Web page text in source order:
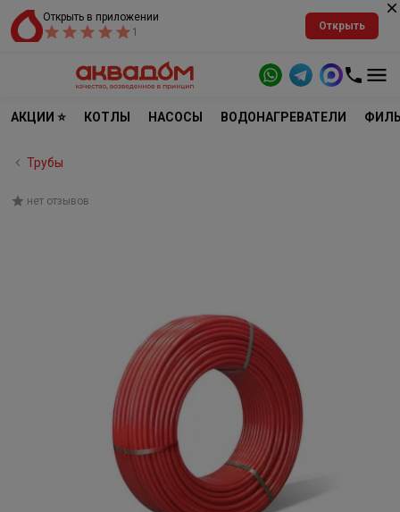
Открыть в приложении
1
Открыть
АКЦИИ ⭐ КОТЛЫ НАСОСЫ ВОДОНАГРЕВАТЕЛИ
Трубы
нет отзывов